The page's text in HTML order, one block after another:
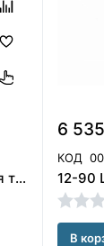
Щипцы для удаления третьих моляров нижней челюсти № 79 Щ-185п Пакистан
6
КОД
В